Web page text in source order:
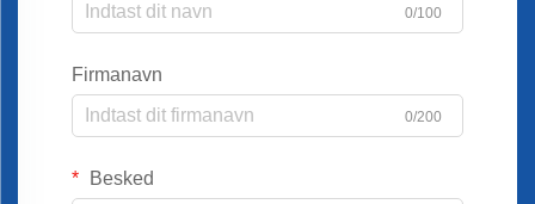
0/100
Firmanavn
0/200
Besked